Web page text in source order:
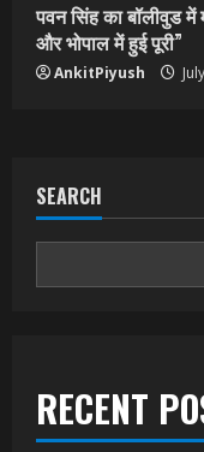
पवन सिंह का बॉलीवुड
और भोपाल में हुई पूरी”
AnkitPiyush
SEARCH
RECENT